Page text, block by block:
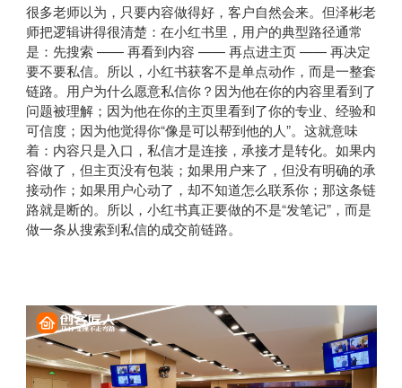
很多老师以为，只要内容做得好，客户自然会来。但泽彬老
师把逻辑讲得很清楚：在小红书里，用户的典型路径通常
是：先搜索 —— 再看到内容 —— 再点进主页 —— 再决定
要不要私信。所以，小红书获客不是单点动作，而是一整套
链路。用户为什么愿意私信你？因为他在你的内容里看到了
问题被理解；因为他在你的主页里看到了你的专业、经验和
可信度；因为他觉得你“像是可以帮到他的人”。这就意味
着：内容只是入口，私信才是连接，承接才是转化。如果内
容做了，但主页没有包装；如果用户来了，但没有明确的承
接动作；如果用户心动了，却不知道怎么联系你；那这条链
路就是断的。所以，小红书真正要做的不是“发笔记”，而是
做一条从搜索到私信的成交前链路。